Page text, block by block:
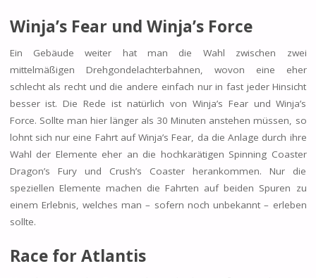
Winja’s Fearund Winja’s Force
Ein Gebäude weiter hat man die Wahl zwischen zwei
mittelmäßigen Drehgondelachterbahnen, wovon eine eher
schlecht als recht und die andere einfach nur in fast jeder Hinsicht
besser ist. Die Rede ist natürlich von Winja’s Fear und Winja’s
Force. Sollte man hier länger als 30 Minuten anstehen müssen, so
lohnt sich nur eine Fahrt auf Winja’s Fear, da die Anlage durch ihre
Wahl der Elemente eher an die hochkarätigen Spinning Coaster
Dragon’s Fury und Crush’s Coaster herankommen. Nur die
speziellen Elemente machen die Fahrten auf beiden Spuren zu
einem Erlebnis, welches man – sofern noch unbekannt – erleben
sollte.
Race for Atlantis